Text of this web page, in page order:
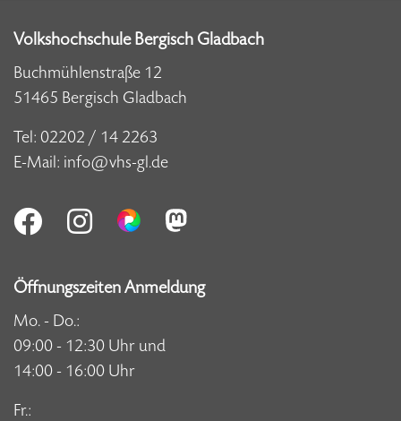
Volkshochschule Bergisch Gladbach
Buchmühlenstraße 12
51465 Bergisch Gladbach
Tel: 02202 / 14 2263
E-Mail: info@vhs-gl.de
Öffnungszeiten Anmeldung
Mo. - Do.:
09:00 - 12:30 Uhr und
14:00 - 16:00 Uhr
Fr.: